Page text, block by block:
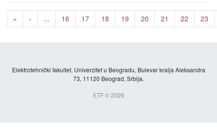
« ‹ ... 16 17 18 19 20 21 22 23
Elektrotehnički fakultet, Univerzitet u Beogradu, Bulevar kralja Aleksandra
73, 11120 Beograd, Srbija.
ETF © 2026